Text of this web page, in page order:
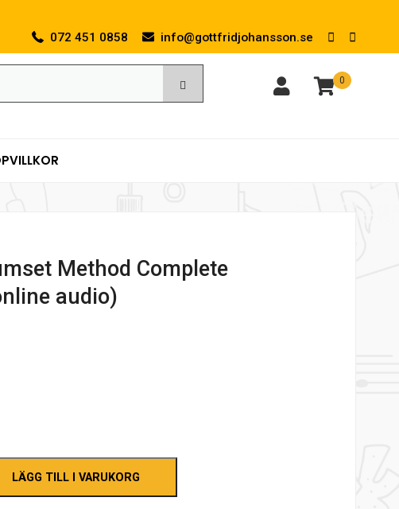
072 451 0858
info@gottfridjohansson.se
0
Method Complete
audio)
LÄGG TILL I VARUKORG